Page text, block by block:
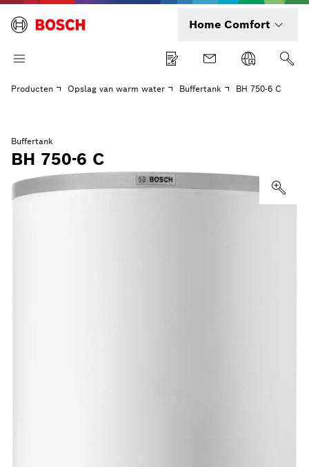
Home Comfort
Producten Opslag van warm water Buffertank BH 750-6 C
Buffertank
BH 750-6 C